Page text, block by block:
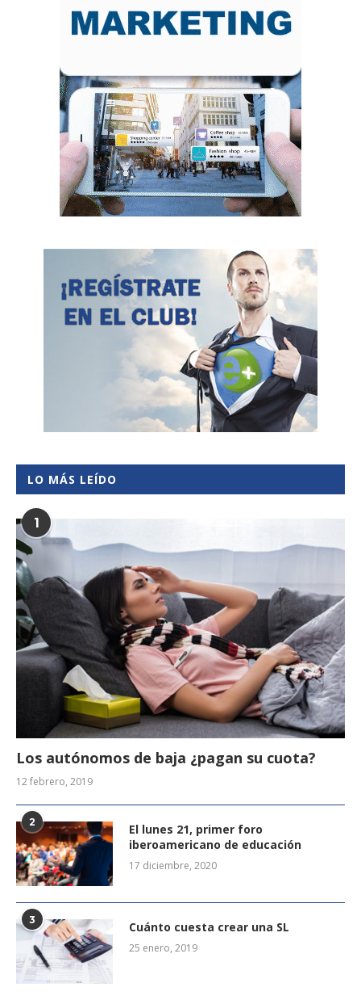
LO MÁS LEÍDO
1
Los autónomos de baja ¿pagan su cuota?
12 febrero, 2019
2
El lunes 21, primer foro
iberoamericano de educación
17 diciembre, 2020
3 Cuánto cuesta crear una SL
25 enero, 2019